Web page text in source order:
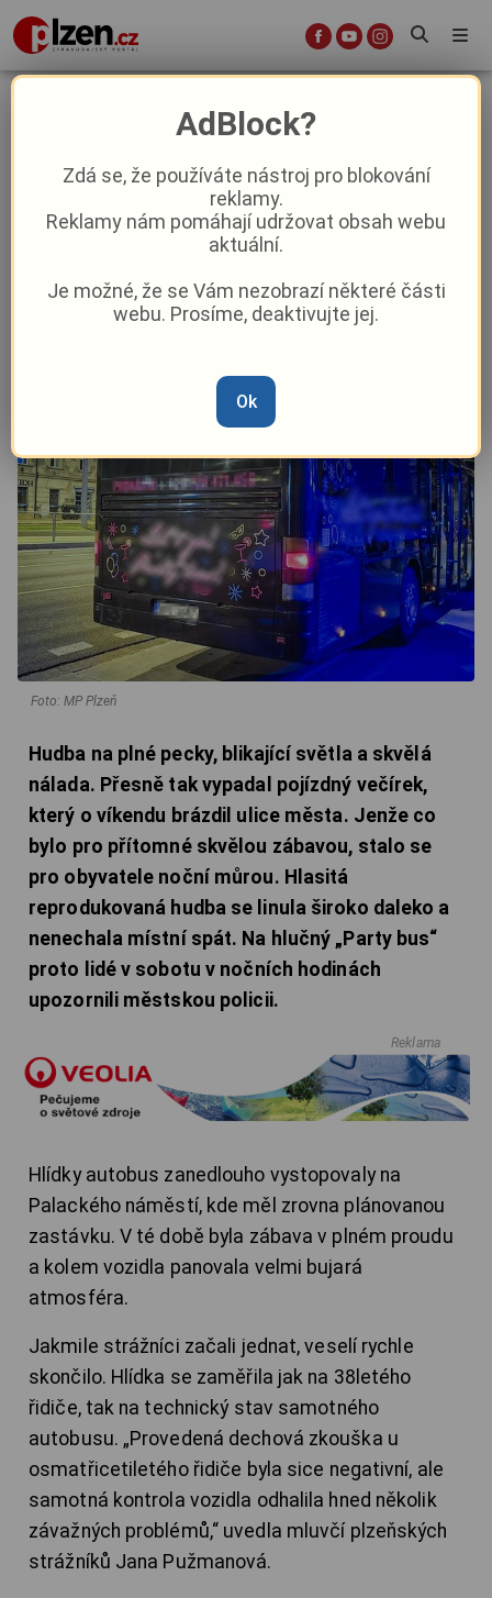
Noční jízda skončila předčasně.
Plzeňský Party bus stopli strážníci,
měl propadlou technickou a sjeté
gumy
Marie Osvaldová– 16. 6. 13:09
Foto: MP Plzeň
Hudba na plné pecky, blikající světla a skvělá
nálada. Přesně tak vypadal pojízdný večírek,
který o víkendu brázdil ulice města. Jenže co
bylo pro přítomné skvělou zábavou, stalo se
pro obyvatele noční můrou. Hlasitá
reprodukovaná hudba se linula široko daleko a
nenechala místní spát. Na hlučný „Party bus“
proto lidé v sobotu v nočních hodinách
upozornili městskou policii.
Reklama
Hlídky autobus zanedlouho vystopovaly na
Palackého náměstí, kde měl zrovna plánovanou
zastávku. V té době byla zábava v plném proudu
a kolem vozidla panovala velmi bujará
atmosféra.
Jakmile strážníci začali jednat, veselí rychle
skončilo. Hlídka se zaměřila jak na 38letého
řidiče, tak na technický stav samotného
autobusu. „Provedená dechová zkouška u
osmatřicetiletého řidiče byla sice negativní, ale
samotná kontrola vozidla odhalila hned několik
závažných problémů,“ uvedla mluvčí plzeňských
strážníků Jana Pužmanová.
AdBlock?
Zdá se, že používáte nástroj pro blokování
reklamy.
Reklamy nám pomáhají udržovat obsah webu
aktuální.
Je možné, že se Vám nezobrazí některé části
webu. Prosíme, deaktivujte jej.
Ok